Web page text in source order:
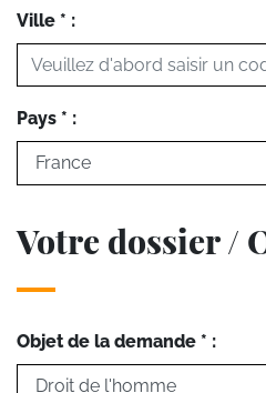
Ville * :
Pays * :
Votre dossier /
Objet de la demande * :